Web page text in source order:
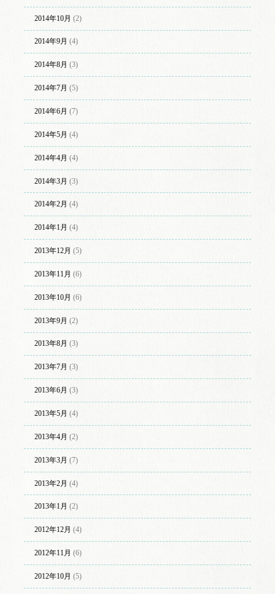
2014年10月 (2)
2014年9月 (4)
2014年8月 (3)
2014年7月 (5)
2014年6月 (7)
2014年5月 (4)
2014年4月 (4)
2014年3月 (3)
2014年2月 (4)
2014年1月 (4)
2013年12月 (5)
2013年11月 (6)
2013年10月 (6)
2013年9月 (2)
2013年8月 (3)
2013年7月 (3)
2013年6月 (3)
2013年5月 (4)
2013年4月 (2)
2013年3月 (7)
2013年2月 (4)
2013年1月 (2)
2012年12月 (4)
2012年11月 (6)
2012年10月 (5)